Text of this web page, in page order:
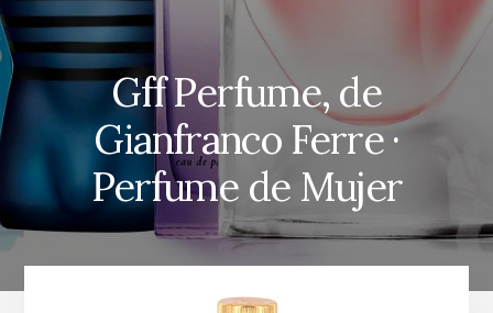
Gff Perfume, de
Gianfranco Ferre ·
Perfume de Mujer